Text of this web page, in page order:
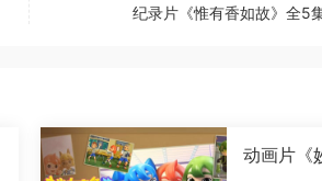
纪录片《惟有香如故》全5
动画片《